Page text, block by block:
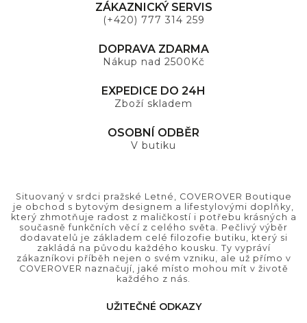
ZÁKAZNICKÝ SERVIS
(+420) 777 314 259
DOPRAVA ZDARMA
Nákup nad 2500Kč
EXPEDICE DO 24H
Zboží skladem
OSOBNÍ ODBĚR
V butiku
Situovaný v srdci pražské Letné, COVEROVER Boutique
je obchod s bytovým designem a lifestylovými doplňky,
který zhmotňuje radost z maličkostí i potřebu krásných a
současně funkčních věcí z celého světa. Pečlivý výběr
dodavatelů je základem celé filozofie butiku, který si
zakládá na původu každého kousku. Ty vypráví
zákazníkovi příběh nejen o svém vzniku, ale už přímo v
COVEROVER naznačují, jaké místo mohou mít v životě
každého z nás.
UŽITEČNÉ ODKAZY